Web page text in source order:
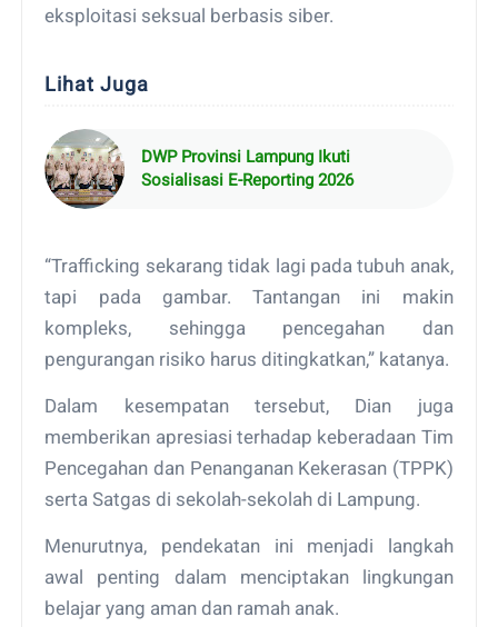
eksploitasi seksual berbasis siber.
Lihat Juga
DWP Provinsi Lampung Ikuti
Sosialisasi E-Reporting 2026
“Trafficking sekarang tidak lagi pada tubuh anak,
tapi pada gambar. Tantangan ini makin
kompleks, sehingga pencegahan dan
pengurangan risiko harus ditingkatkan,” katanya.
Dalam kesempatan tersebut, Dian juga
memberikan apresiasi terhadap keberadaan Tim
Pencegahan dan Penanganan Kekerasan (TPPK)
serta Satgas di sekolah-sekolah di Lampung.
Menurutnya, pendekatan ini menjadi langkah
awal penting dalam menciptakan lingkungan
belajar yang aman dan ramah anak.